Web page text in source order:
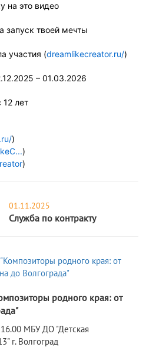
на это видео
твоей мечты
участия (dreamlikecreator.ru/)
– 01.03.2026
12 лет
)
)
)
01.11.2025
Служба по контракту
родного края: от
МБУ ДО "Детская
г. Волгоград